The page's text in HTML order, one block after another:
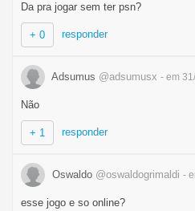
Da pra jogar sem ter psn?
+ 0 responder
Adsumus @adsumusx - em
Não
+ 1 responder
Oswaldo @oswaldogrimaldi -
esse jogo e so online?